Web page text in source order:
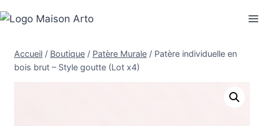
au
Accueil / Boutique / Patère Murale / Patère individuelle en
bois brut – Style goutte (Lot x4)